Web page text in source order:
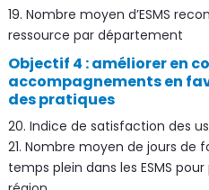
19. Nombre moyen d’ESMS
ressource par département
Objectif 4 : améliorer en
accompagnements en
des pratiques
20. Indice de satisfaction des
21. Nombre moyen de jours de
temps plein dans les ESMS